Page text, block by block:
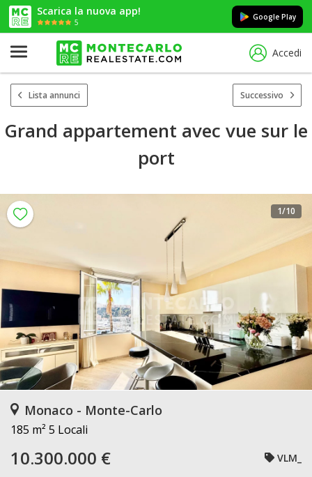
Scarica la nuova app!
5
Google Play
Accedi
Lista annunci Successivo
Grand appartement avec vue sur le
port
1/10
Monaco - Monte-Carlo
185 m² 5 Locali
10.300.000 € VLM_